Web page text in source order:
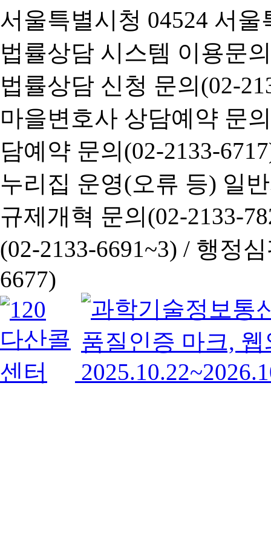
서울특별시청 04524 서
법률상담 시스템 이용문
법률상담 신청 문의(02-
마을변호사 상담예약 문
담예약 문의(02-2133-
누리집 운영(오류 등) 일
규제개혁 문의(02-2133-
(02-2133-6691~3) / 행정심
6677)